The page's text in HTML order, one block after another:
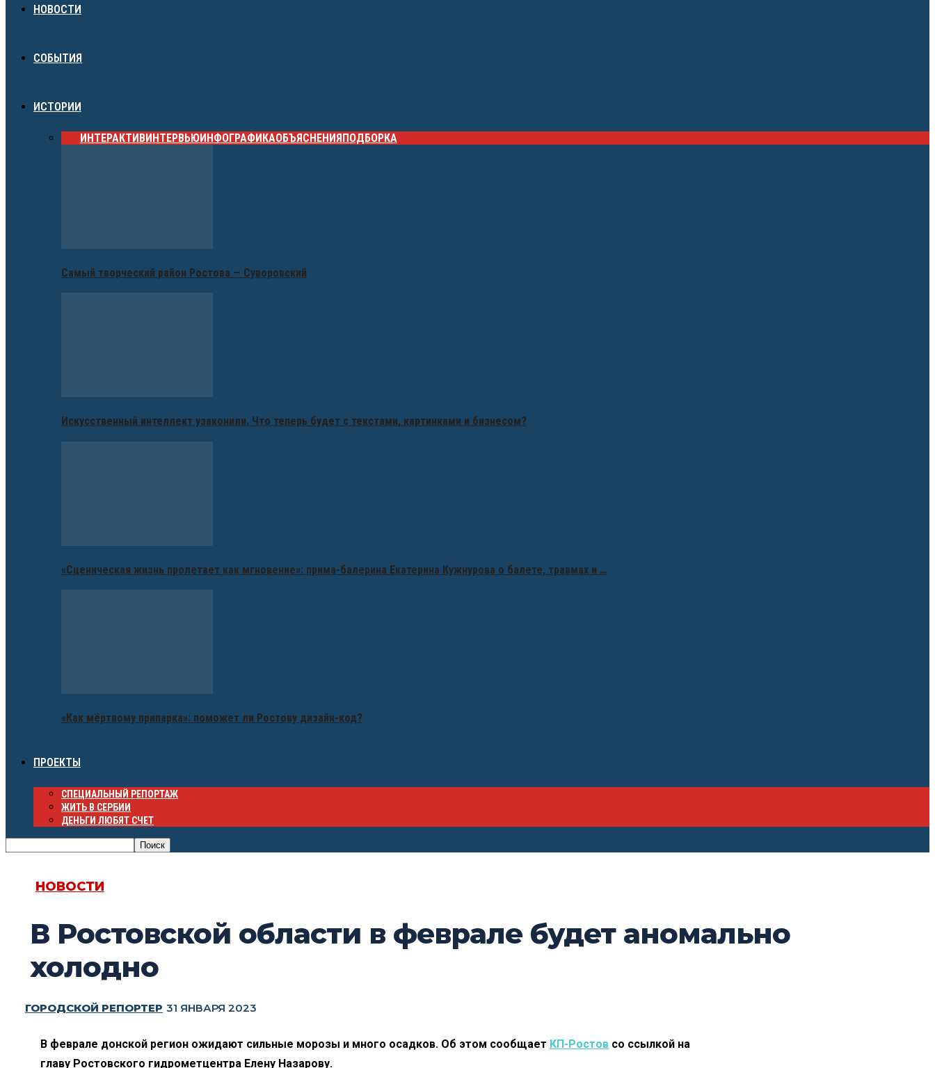
НОВОСТИ
СОБЫТИЯ
ИСТОРИИ
ИНТЕРАКТИВИНТЕРВЬЮИНФОГРАФИКАОБЪЯСНЕНИЯПОДБОРКА
Самый творческий район Ростова — Суворовский
Искусственный интеллект узаконили. Что теперь будет с текстами, картинками и бизнесом?
«Сценическая жизнь пролетает как мгновение»: прима-балерина Екатерина Кужнурова о балете, травмах и …
«Как мёртвому припарка»: поможет ли Ростову дизайн-код?
ПРОЕКТЫ
СПЕЦИАЛЬНЫЙ РЕПОРТАЖ
ЖИТЬ В СЕРБИИ
ДЕНЬГИ ЛЮБЯТ СЧЕТ
НОВОСТИ
В Ростовской области в феврале будет аномально
холодно
ГОРОДСКОЙ РЕПОРТЕР 31 ЯНВАРЯ 2023
В феврале донской регион ожидают сильные морозы и много осадков. Об этом сообщает КП-Ростов со ссылкой на
главу Ростовского гидрометцентра Елену Назарову.